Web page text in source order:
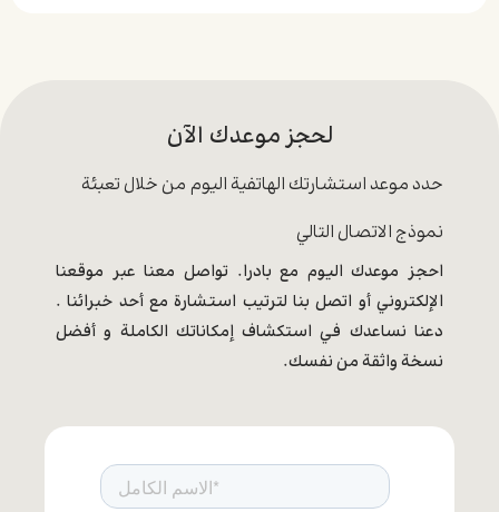
لحجز موعدك الآن
حدد موعد استشارتك الهاتفية اليوم من خلال تعبئة
نموذج الاتصال التالي
احجز موعدك اليوم مع بادرا. تواصل معنا عبر موقعنا
الإلكتروني أو اتصل بنا لترتيب استشارة مع أحد خبرائنا .
دعنا نساعدك في استكشاف إمكاناتك الكاملة و أفضل
نسخة واثقة من نفسك.